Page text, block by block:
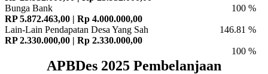
100 %
Bunga Bank
RP 5.872.463,00 | Rp 4.000.000,00
146.81 %
Lain-Lain Pendapatan Desa Yang Sah
RP 2.330.000,00 | Rp 2.330.000,00
100 %
APBDes 2025 Pembelanjaan